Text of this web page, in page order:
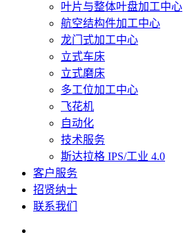
叶片与整体叶盘加工中心
航空结构件加工中心
龙门式加工中心
立式车床
立式磨床
多工位加工中心
飞花机
自动化
技术服务
斯达拉格 IPS/工业 4.0
客户服务
招贤纳士
联系我们